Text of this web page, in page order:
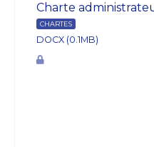
Charte
CHARTES
DOCX (0.1MB)